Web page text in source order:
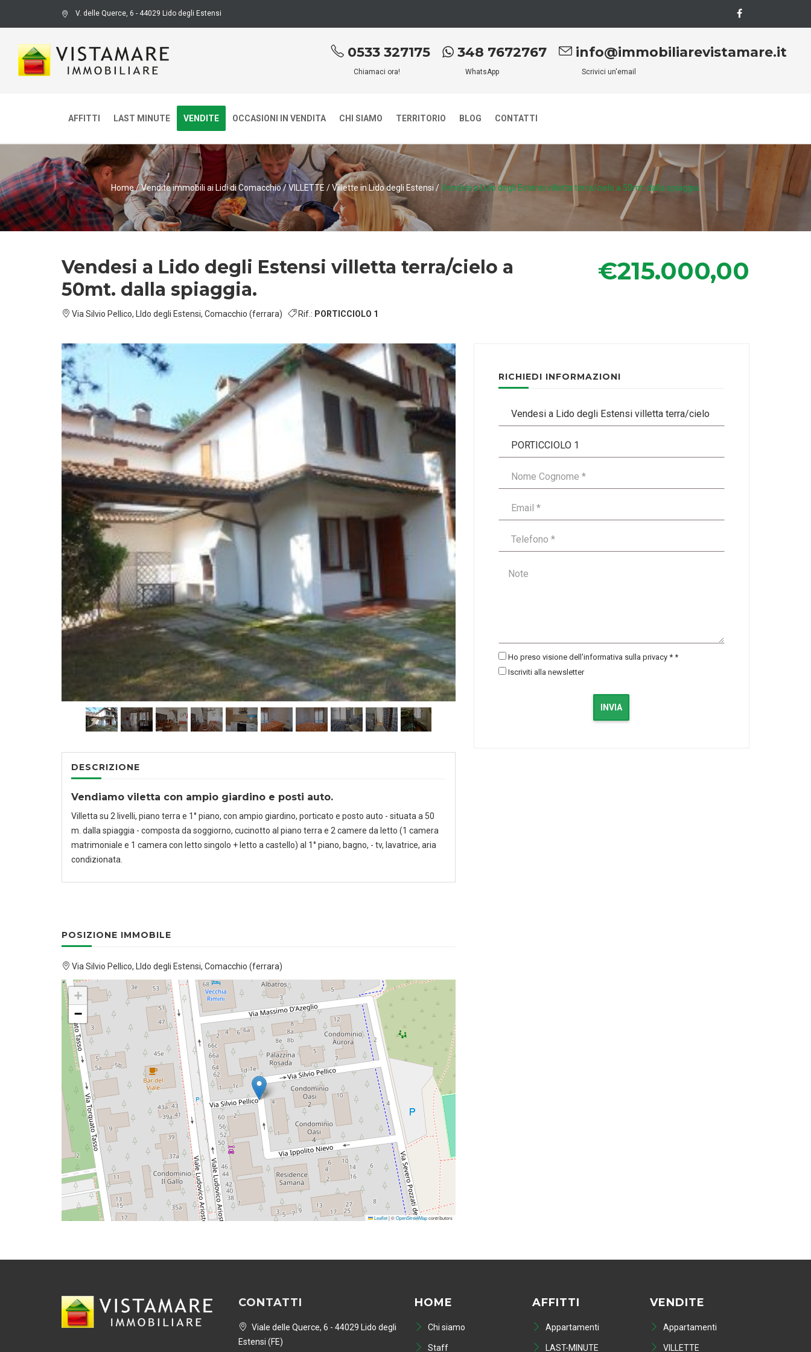
V. delle Querce, 6 - 44029 Lido degli Estensi
0533 327175
Chiamaci ora!
348 7672767
WhatsApp
info@immobiliarevistamare.it
Scrivici un'email
AFFITTI LAST MINUTE VENDITE OCCASIONI IN VENDITA CHI SIAMO TERRITORIO BLOG CONTATTI
Home /Vendite immobili ai Lidi di Comacchio/VILLETTE / Villette in Lido degli Estensi / Vendesi a Lido degli Estensi villetta terra/cielo a 50mt. dalla spiaggia.
Vendesi a Lido degli Estensi villetta terra/cielo a
50mt. dalla spiaggia.
Via Silvio Pellico, LIdo degli Estensi, Comacchio (ferrara) Rif.: PORTICCIOLO 1
€215.000,00
DESCRIZIONE
Vendiamo viletta con ampio giardino e posti auto.
Villetta su 2 livelli, piano terra e 1° piano, con ampio giardino, porticato e posto auto - situata a 50
m. dalla spiaggia - composta da soggiorno, cucinotto al piano terra e 2 camere da letto (1 camera
matrimoniale e 1 camera con letto singolo + letto a castello) al 1° piano, bagno, - tv, lavatrice, aria
condizionata.
POSIZIONE IMMOBILE
Via Silvio Pellico, LIdo degli Estensi, Comacchio (ferrara)
+
−
Leaflet |©OpenStreetMapcontributors
RICHIEDI INFORMAZIONI
Ho preso visione dell'informativa sulla privacy **
Iscriviti alla newsletter
INVIA
CONTATTI
Viale delle Querce, 6 - 44029 Lido degli
Estensi (FE)
HOME
Chi siamo
Staff
AFFITTI
Appartamenti
LAST-MINUTE
VENDITE
Appartamenti
VILLETTE